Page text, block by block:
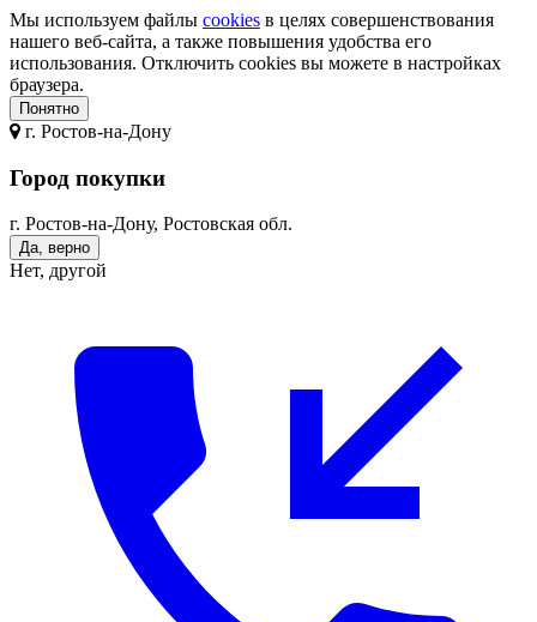
Мы используем файлы cookies в целях совершенствования
нашего веб-сайта, а также повышения удобства его
использования. Отключить cookies вы можете в настройках
браузера.
Понятно
г. Ростов-на-Дону
Город покупки
г. Ростов-на-Дону, Ростовская обл.
Да, верно
Нет, другой